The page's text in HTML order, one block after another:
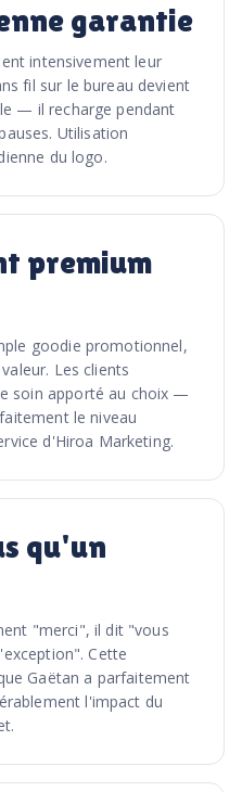
garantie
intensivement leur
fil sur le bureau devient
— il recharge pendant
Utilisation
du logo.
premium
goodie promotionnel,
Les clients
soin apporté au choix —
le niveau
d'Hiroa Marketing.
qu'un
"merci", il dit "vous
Cette
Gaëtan a parfaitement
l'impact du